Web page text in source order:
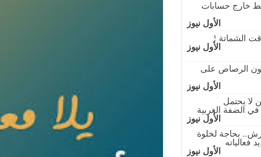
خارج حسابات
الأول نيوز
الشماتة !
الأول نيوز
الرصاص على
الأول نيوز
يحتمل
في الضفة الغربية
الأول نيوز
بحاجة لخلوة
فعالياته
الأول نيوز